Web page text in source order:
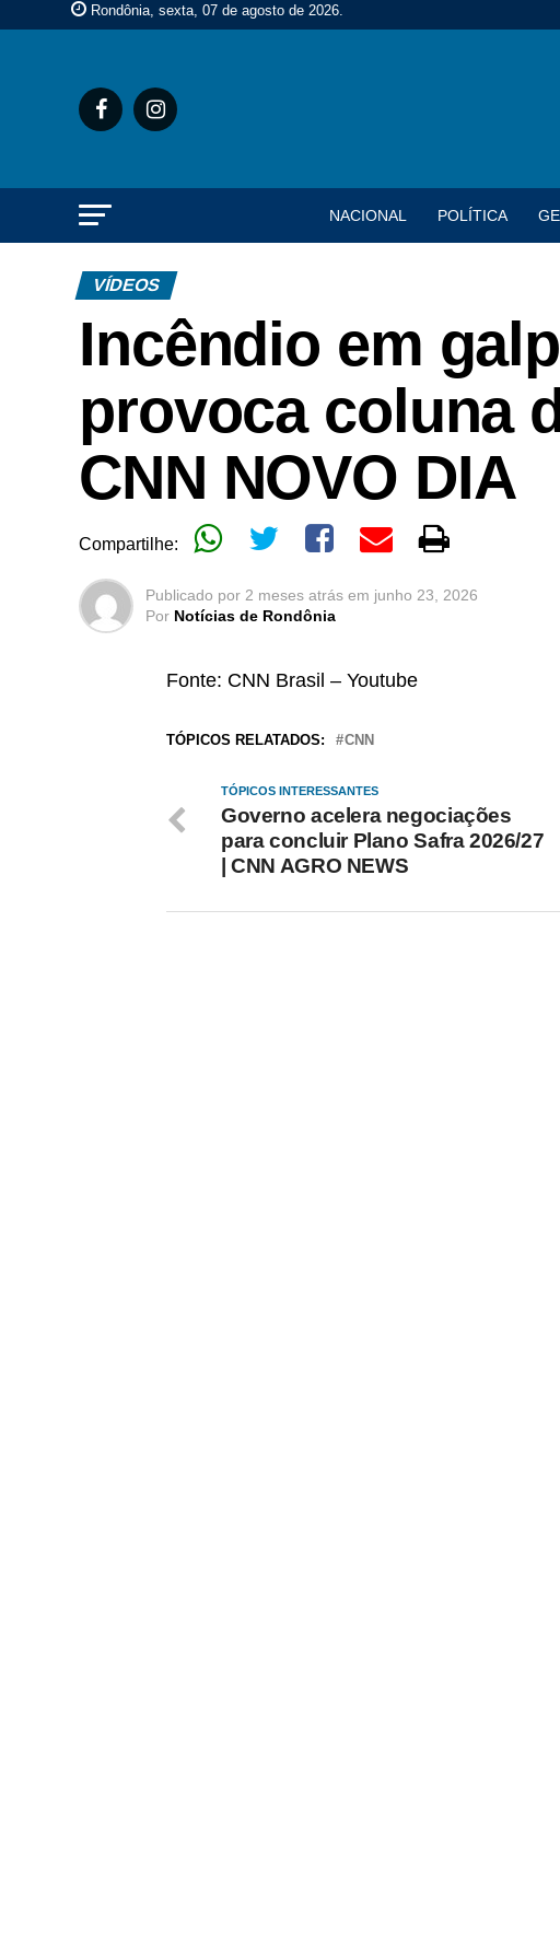
Rondônia, sexta, 07 de agosto de 2026.
NACIONAL POLÍTICA
VÍDEOS
Incêndio em
provoca coluna
CNN NOVO DIA
Compartilhe:
Publicado por 2 meses atrás em junho 23, 2026
Por Notícias de Rondônia
Fonte: CNN Brasil – Youtube
TÓPICOS RELATADOS: CNN
TÓPICOS INTERESSANTES
Governo acelera negociações
para concluir Plano Safra 2026/27
| CNN AGRO NEWS